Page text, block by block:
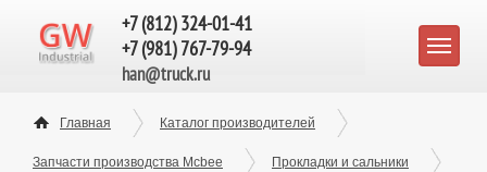
+7 (812) 324-01-41
+7 (981) 767-79-94
han@truck.ru
Главная Каталог производителей
Запчасти производства Mcbee Прокладки и сальники